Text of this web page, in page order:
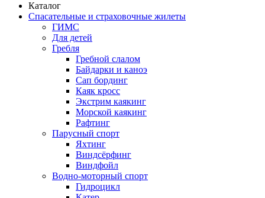
Каталог
Спасательные и страховочные жилеты
ГИМС
Для детей
Гребля
Гребной слалом
Байдарки и каноэ
Сап бординг
Каяк кросс
Экстрим каякинг
Морской каякинг
Рафтинг
Парусный спорт
Яхтинг
Виндсёрфинг
Виндфойл
Водно-моторный спорт
Гидроцикл